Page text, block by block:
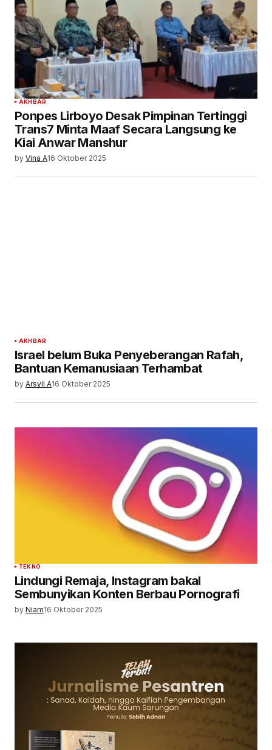
AKHBAR
Ponpes Lirboyo Desak Pimpinan Tertinggi
Trans7 Minta Maaf Secara Langsung ke
Kiai Anwar Manshur
by Vina A16 Oktober 2025
AKHBAR
Israel belum Buka Penyeberangan Rafah,
Bantuan Kemanusiaan Terhambat
by Arsyil A16 Oktober 2025
TEKNO
Lindungi Remaja, Instagram bakal
Sembunyikan Konten Berbau Pornografi
by Niam16 Oktober 2025